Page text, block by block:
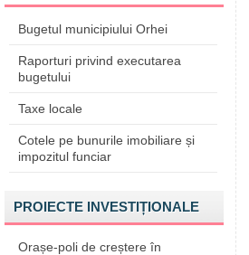
Bugetul municipiului Orhei
Raporturi privind executarea
bugetului
Taxe locale
Cotele pe bunurile imobiliare și
impozitul funciar
PROIECTE INVESTIȚIONALE
Orașe-poli de creștere în